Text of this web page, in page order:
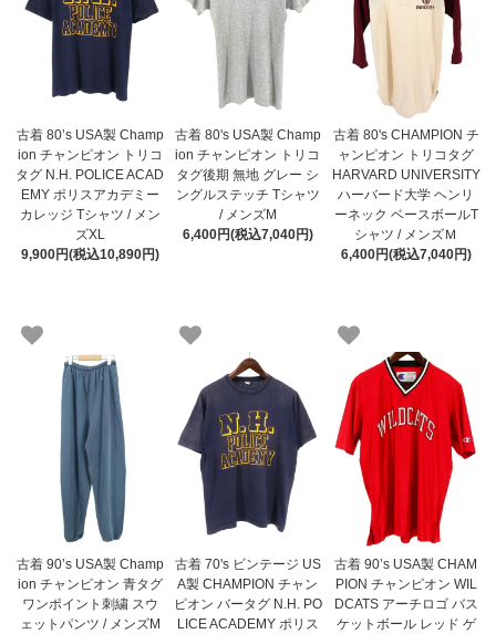
古着 80’s USA製 Champ
ion チャンピオン トリコ
タグ N.H. POLICE ACAD
EMY ポリスアカデミー
カレッジ Tシャツ / メン
ズXL
9,900円(税込10,890円)
古着 80's USA製 Champ
ion チャンピオン トリコ
タグ後期 無地 グレー シ
ングルステッチ Tシャツ
/ メンズM
6,400円(税込7,040円)
古着 80's CHAMPION チ
ャンピオン トリコタグ
HARVARD UNIVERSITY
ハーバード大学 ヘンリ
ーネック ベースボールT
シャツ / メンズＭ
6,400円(税込7,040円)
古着 90’s USA製 Champ
ion チャンピオン 青タグ
ワンポイント刺繍 スウ
ェットパンツ / メンズM
古着 70's ビンテージ US
A製 CHAMPION チャン
ピオン バータグ N.H. PO
LICE ACADEMY ポリス
古着 90’s USA製 CHAM
PION チャンピオン WIL
DCATS アーチロゴ バス
ケットボール レッド ゲ